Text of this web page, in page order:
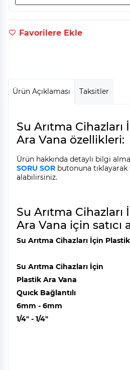
Favorilere Ekle
Ürün Açıklaması Taksitler
Su Arıtma
Ara Vana özellikleri:
Ürün hakkında detaylı bilgi
SORU SOR butonuna tıklayarak
alabilirsiniz.
Su Arıtma
Ara Vana için satıcı
Su Arıtma Cihazları İçin
Su Arıtma Cihazları İçin
Plastik Ara Vana
Quıck Bağlantılı
6mm - 6mm
1/4" - 1/4"